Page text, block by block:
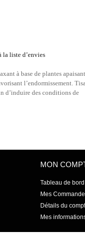
la liste d’envies
à base de plantes
l’endormissement.
d’induire des conditions de
MON
Tableau de bord
Mes
Détails du
Mes